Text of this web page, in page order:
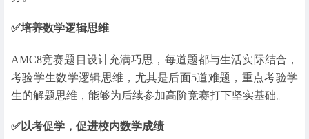
✅培养数学逻辑思维
AMC8竞赛题目设计充满巧思，每道题都与生活实际结合，
考验学生数学逻辑思维，尤其是后面5道难题，重点考验学
生的解题思维，能够为后续参加高阶竞赛打下坚实基础。
✅以考促学，促进校内数学成绩